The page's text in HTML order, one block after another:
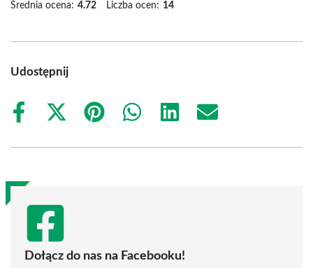
Średnia ocena: 4.72 Liczba ocen: 14
Udostępnij
Share
Share
(Twitter)
Share
Share
Share
Share
Dołącz do nas na Facebooku!